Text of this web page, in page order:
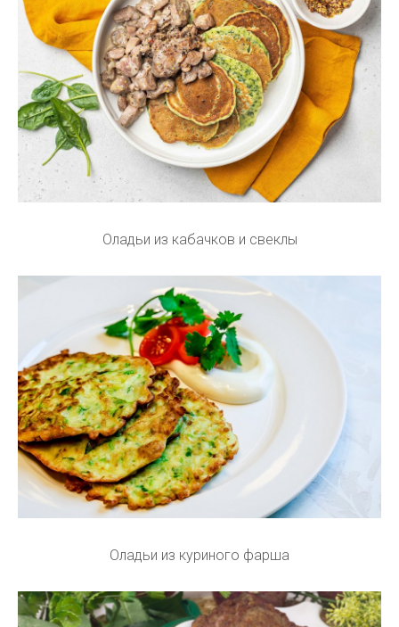
Оладьи из кабачков и свеклы
Оладьи из куриного фарша